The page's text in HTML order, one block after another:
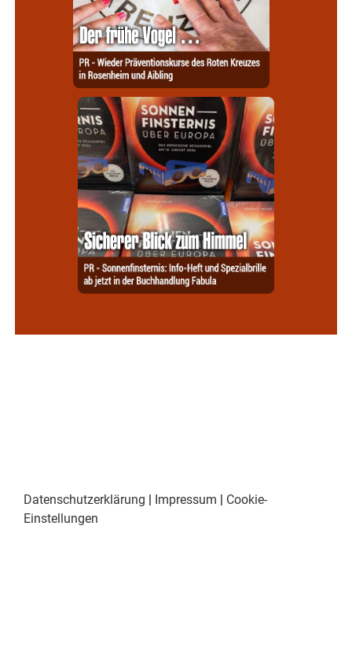
Datenschutzerklärung | Impressum | Cookie-
Einstellungen